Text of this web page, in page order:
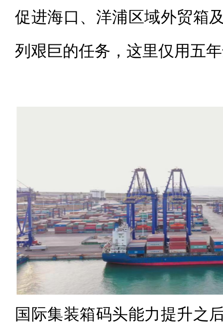
促进海口、洋浦区域外贸
列艰巨的任务，这里仅用五
国际集装箱码头能力提升之